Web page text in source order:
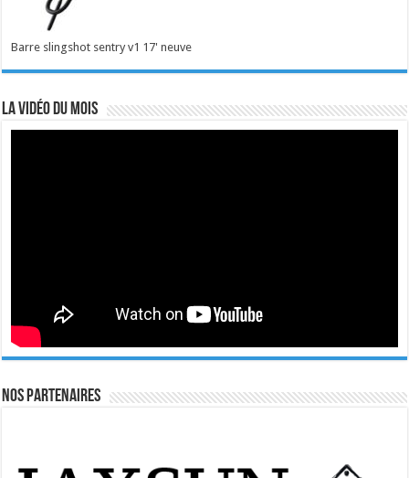
Barre slingshot sentry v1 17' neuve
La vidéo du mois
Nos Partenaires